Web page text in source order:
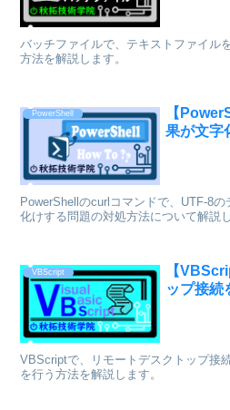
バッチファイルで、テキストファイル
方法を解説します。
PowerShell
【
果が文字
PowerShellのcurlコマンドで、UTF-8
化けする問題の対処方法について解説し
VBScript
【
ップ接続
VBScriptで、リモートデスクトップ接
を行う方法を解説します。